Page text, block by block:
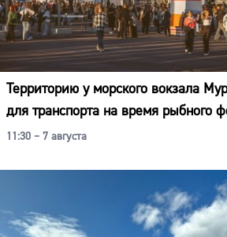
Территорию у морского вокзала
для транспорта на время рыбного
11:30 – 7 августа